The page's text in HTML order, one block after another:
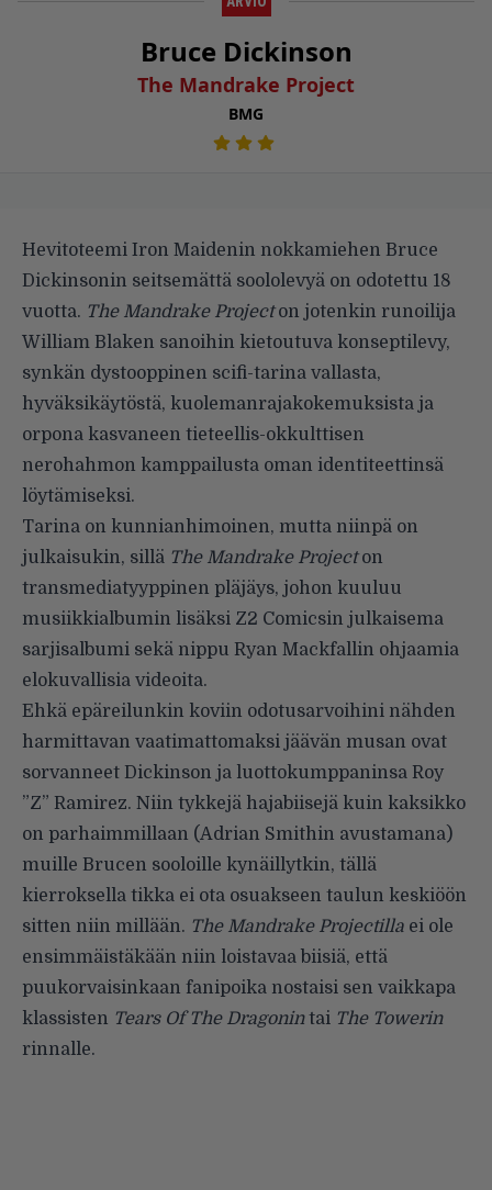
Bruce Dickinson
The Mandrake Project
BMG
Hevitoteemi Iron Maidenin nokkamiehen Bruce
Dickinsonin seitsemättä soololevyä on odotettu 18
vuotta. The Mandrake Projecton jotenkin runoilija
William Blaken sanoihin kietoutuva konseptilevy,
synkän dystooppinen scifi-tarina vallasta,
hyväksikäytöstä, kuolemanrajakokemuksista ja
orpona kasvaneen tieteellis-okkulttisen
nerohahmon kamppailusta oman identiteettinsä
löytämiseksi.
Tarina on kunnianhimoinen, mutta niinpä on
julkaisukin, sillä The Mandrake Projecton
transmediatyyppinen pläjäys, johon kuuluu
musiikkialbumin lisäksi Z2 Comicsin julkaisema
sarjisalbumi sekä nippu Ryan Mackfallin ohjaamia
elokuvallisia videoita.
Ehkä epäreilunkin koviin odotusarvoihini nähden
harmittavan vaatimattomaksi jäävän musan ovat
sorvanneet Dickinson ja luottokumppaninsa Roy
”Z” Ramirez. Niin tykkejä hajabiisejä kuin kaksikko
on parhaimmillaan (Adrian Smithin avustamana)
muille Brucen sooloille kynäillytkin, tällä
kierroksella tikka ei ota osuakseen taulun keskiöön
sitten niin millään. The Mandrake Projectilla ei ole
ensimmäistäkään niin loistavaa biisiä, että
puukorvaisinkaan fanipoika nostaisi sen vaikkapa
klassisten Tears Of The Dragonintai The Towerin
rinnalle.